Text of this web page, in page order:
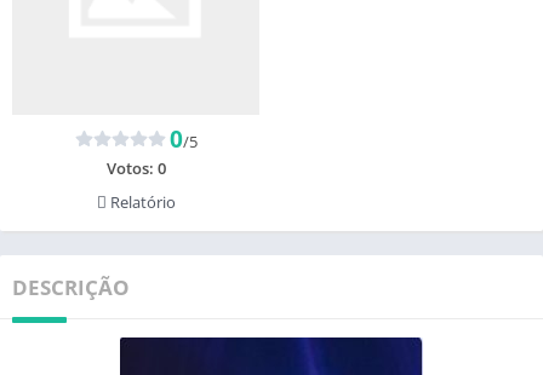
0/5
Votos: 0
Relatório
DESCRIÇÃO